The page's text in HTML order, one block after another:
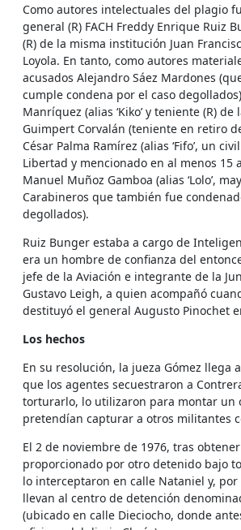
Como autores intelectuales del plagio
general (R) FACH Freddy Enrique Ruiz
(R) de la misma institución Juan
Loyola. En tanto, como autores
acusados Alejandro Sáez Mardones
cumple condena por el caso
Manríquez (alias ‘Kiko’ y teniente (R) de
Guimpert Corvalán (teniente en retiro
César Palma Ramírez (alias ‘Fifo’, un
Libertad y mencionado en al menos 15
Manuel Muñoz Gamboa (alias ‘Lolo’,
Carabineros que también fue
degollados).
Ruiz Bunger estaba a cargo de
era un hombre de confianza del
jefe de la Aviación e integrante de la
Gustavo Leigh, a quien acompañó
destituyó el general Augusto Pinochet
Los hechos
En su resolución, la jueza Gómez llega
que los agentes secuestraron a
torturarlo, lo utilizaron para montar un
pretendían capturar a otros militantes
El 2 de noviembre de 1976, tras
proporcionado por otro detenido bajo
lo interceptaron en calle Nataniel y,
llevan al centro de detención
(ubicado en calle Dieciocho, donde